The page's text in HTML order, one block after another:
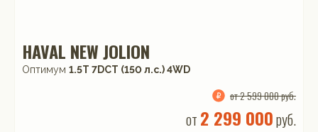
HAVAL NEW JOLION
Оптимум 1.5T 7DCT (150 л.с.) 4WD
от 2 599 000 руб.
от 2 299 000руб.